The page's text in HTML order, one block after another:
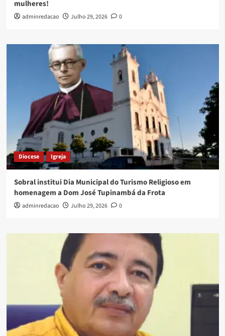
mulheres!
adminredacao Julho 29, 2026 0
Diocese Igreja
Sobral institui Dia Municipal do Turismo Religioso em
homenagem a Dom José Tupinambá da Frota
adminredacao Julho 29, 2026 0